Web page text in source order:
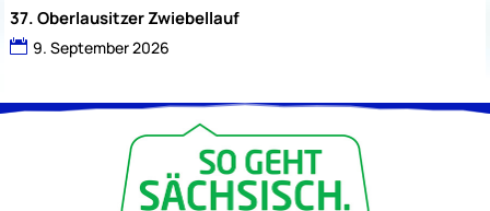
37. Oberlausitzer Zwiebellauf
9. September 2026